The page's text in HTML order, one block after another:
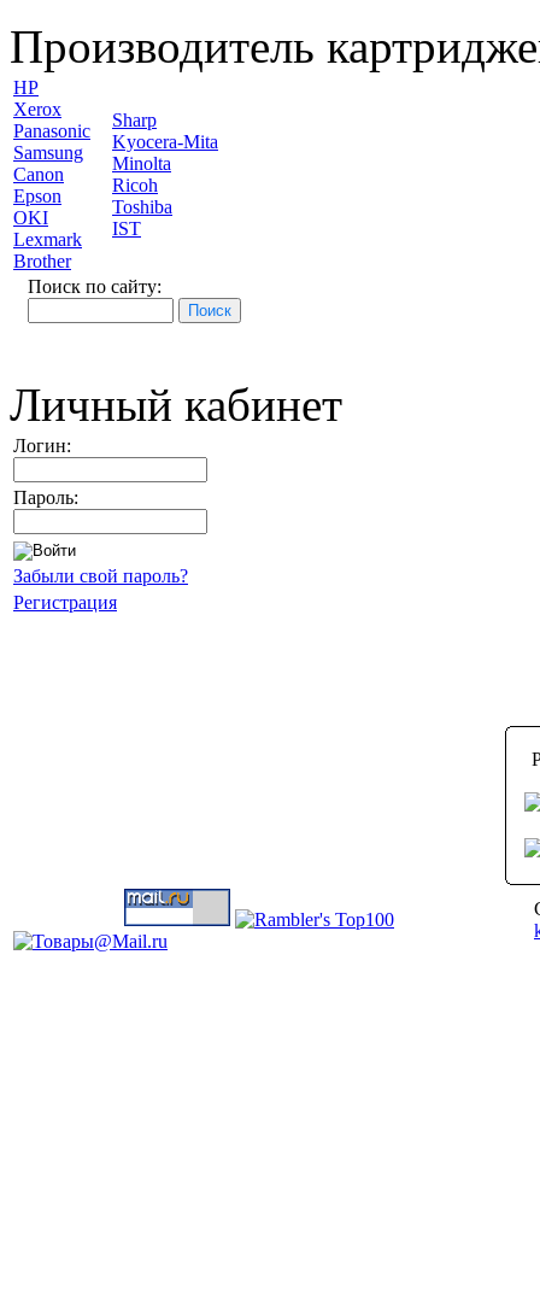
Производитель
HP
Xerox
Panasonic
Samsung
Canon
Epson
OKI
Lexmark
Brother
Sharp
Kyocera-Mita
Minolta
Ricoh
Toshiba
IST
Поиск по сайту:
Личный кабинет
Логин:
Пароль:
Забыли свой пароль?
Регистрация